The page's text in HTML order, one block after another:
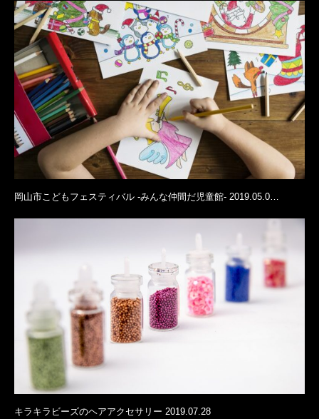
岡山市こどもフェスティバル -みんな仲間だ児童館- 2019.05.0…
キラキラビーズのヘアアクセサリー 2019.07.28